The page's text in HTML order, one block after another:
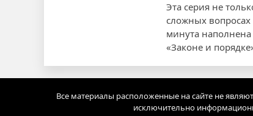
Эта серия не
сложных вопросах
минута наполнена
«Законе и
Все материалы расположенные на сайте не
исключительно